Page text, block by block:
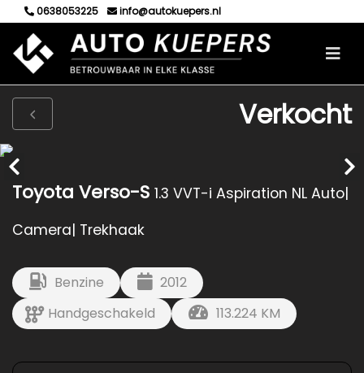
0638053225 info@autokuepers.nl
Verkocht
Toyota Verso-S 1.3 VVT-i Aspiration NL Auto|
Camera| Trekhaak
Benzine
2012
Handgeschakeld
113.224 KM